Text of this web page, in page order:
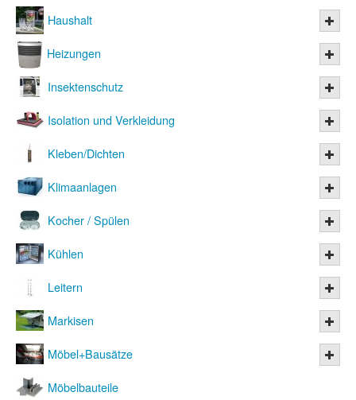
Haushalt
Heizungen
Insektenschutz
Isolation und Verkleidung
Kleben/Dichten
Klimaanlagen
Kocher / Spülen
Kühlen
Leitern
Markisen
Möbel+Bausätze
Möbelbauteile